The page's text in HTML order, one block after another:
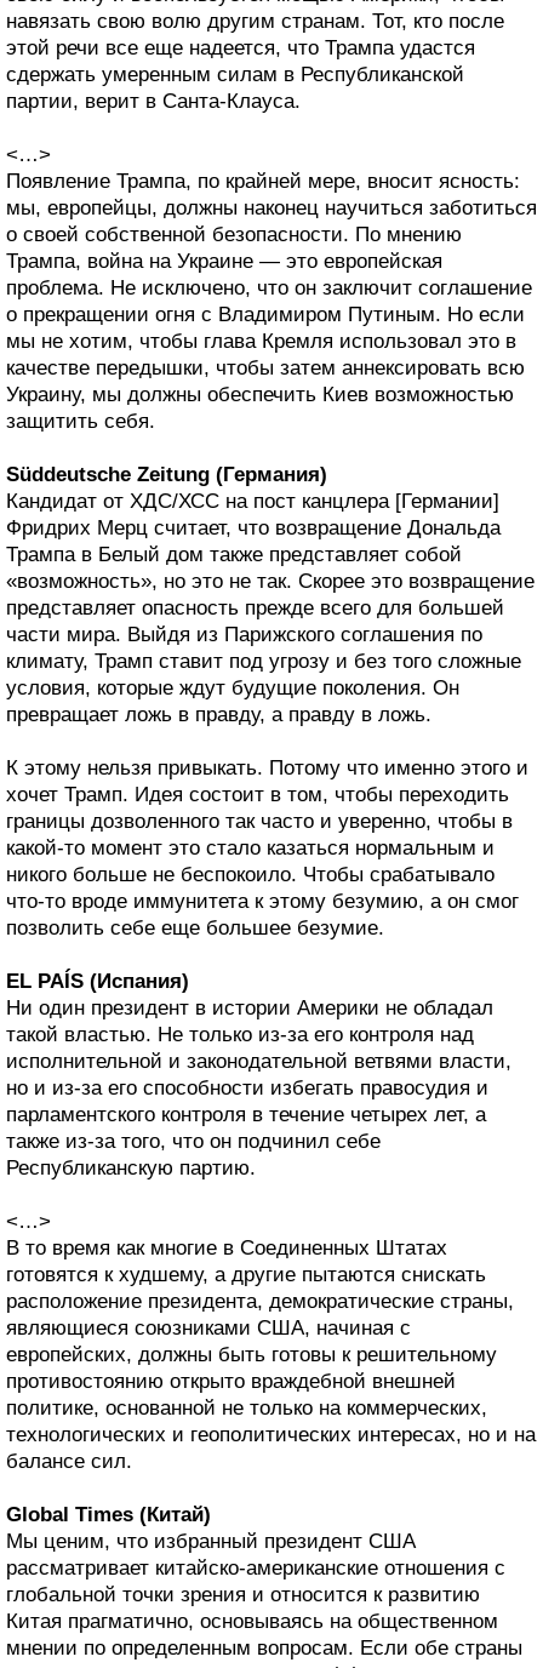
навязать свою волю другим странам. Тот, кто после
этой речи все еще надеется, что Трампа удастся
сдержать умеренным силам в Республиканской
партии, верит в Санта-Клауса.
<…>
Появление Трампа, по крайней мере, вносит ясность:
мы, европейцы, должны наконец научиться заботиться
о своей собственной безопасности. По мнению
Трампа, война на Украине — это европейская
проблема. Не исключено, что он заключит соглашение
о прекращении огня с Владимиром Путиным. Но если
мы не хотим, чтобы глава Кремля использовал это в
качестве передышки, чтобы затем аннексировать всю
Украину, мы должны обеспечить Киев возможностью
защитить себя.
Süddeutsche Zeitung (Германия)
Кандидат от ХДС/ХСС на пост канцлера [Германии]
Фридрих Мерц считает, что возвращение Дональда
Трампа в Белый дом также представляет собой
«возможность», но это не так. Скорее это возвращение
представляет опасность прежде всего для большей
части мира. Выйдя из Парижского соглашения по
климату, Трамп ставит под угрозу и без того сложные
условия, которые ждут будущие поколения. Он
превращает ложь в правду, а правду в ложь.
К этому нельзя привыкать. Потому что именно этого и
хочет Трамп. Идея состоит в том, чтобы переходить
границы дозволенного так часто и уверенно, чтобы в
какой-то момент это стало казаться нормальным и
никого больше не беспокоило. Чтобы срабатывало
что-то вроде иммунитета к этому безумию, а он смог
позволить себе еще большее безумие.
EL PAÍS (Испания)
Ни один президент в истории Америки не обладал
такой властью. Не только из-за его контроля над
исполнительной и законодательной ветвями власти,
но и из-за его способности избегать правосудия и
парламентского контроля в течение четырех лет, а
также из-за того, что он подчинил себе
Республиканскую партию.
<…>
В то время как многие в Соединенных Штатах
готовятся к худшему, а другие пытаются снискать
расположение президента, демократические страны,
являющиеся союзниками США, начиная с
европейских, должны быть готовы к решительному
противостоянию открыто враждебной внешней
политике, основанной не только на коммерческих,
технологических и геополитических интересах, но и на
балансе сил.
Global Times (Китай)
Мы ценим, что избранный президент США
рассматривает китайско-американские отношения с
глобальной точки зрения и относится к развитию
Китая прагматично, основываясь на общественном
мнении по определенным вопросам. Если обе страны